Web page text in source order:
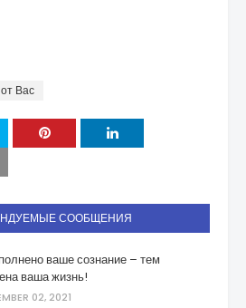
Вас
СООБЩЕНИЯ
ваше сознание – тем
ваша жизнь!
02, 2021